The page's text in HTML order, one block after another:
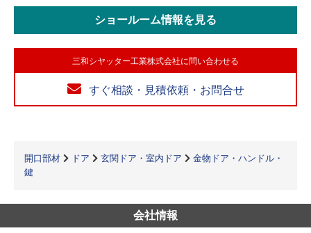
ショールーム情報を見る
三和シヤッター工業株式会社に問い合わせる
すぐ相談・見積依頼・お問合せ
開口部材 ドア 玄関ドア・室内ドア
金物ドア・ハンドル・
鍵
会社情報